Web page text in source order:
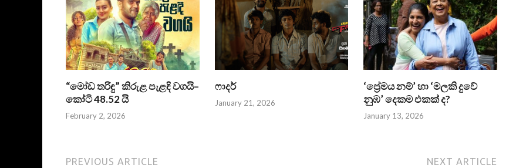
“මෝඩ තරිඳු” කිරුළ පැළඳි වගයි–
කෝටි 48.52 යි
February 2, 2026
ෆාදර්
January 21, 2026
‘ප්‍රේමය නම්’ හා ‘මලකි දුවේ
නුඹ’ දෙකම එකක් ද?
January 13, 2026
PREVIOUS ARTICLE NEXT ARTICLE